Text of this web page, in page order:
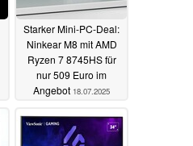
Starker Mini-PC-Deal:
Ninkear M8 mit AMD
Ryzen 7 8745HS für
nur 509 Euro im
Angebot 18.07.2025